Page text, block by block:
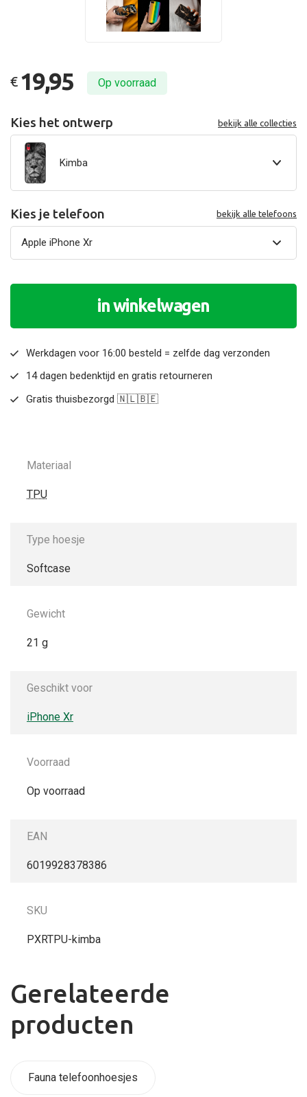
€ 19,95 Op voorraad
Kies het ontwerp bekijk alle collecties
Kimba
Kies je telefoon bekijk alle telefoons
in winkelwagen
Werkdagen voor 16:00 besteld = zelfde dag verzonden
14 dagen bedenktijd en gratis retourneren
Gratis thuisbezorgd 🇳🇱🇧🇪
Materiaal
TPU
Type hoesje
Softcase
Gewicht
21 g
Geschikt voor
iPhone Xr
Voorraad
Op voorraad
EAN
6019928378386
SKU
PXRTPU-kimba
Gerelateerde
producten
Fauna telefoonhoesjes